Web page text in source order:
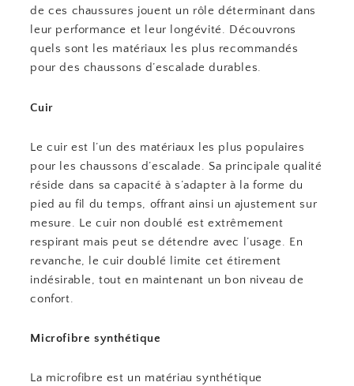
de ces chaussures jouent un rôle déterminant dans
leur performance et leur longévité. Découvrons
quels sont les matériaux les plus recommandés
pour des chaussons d’escalade durables.
Cuir
Le cuir est l’un des matériaux les plus populaires
pour les chaussons d’escalade. Sa principale qualité
réside dans sa capacité à s’adapter à la forme du
pied au fil du temps, offrant ainsi un ajustement sur
mesure. Le cuir non doublé est extrêmement
respirant mais peut se détendre avec l’usage. En
revanche, le cuir doublé limite cet étirement
indésirable, tout en maintenant un bon niveau de
confort.
Microfibre synthétique
La microfibre est un matériau synthétique